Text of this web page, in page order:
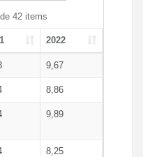
42 items
2022
9,67
8,86
9,89
8,25